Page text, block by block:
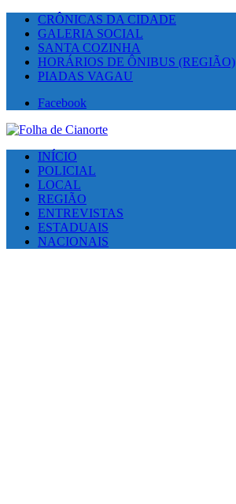
CRÔNICAS DA CIDADE
GALERIA SOCIAL
SANTA COZINHA
HORÁRIOS DE ÔNIBUS (REGIÃO)
PIADAS VAGAU
Facebook
INÍCIO
POLICIAL
LOCAL
REGIÃO
ENTREVISTAS
ESTADUAIS
NACIONAIS